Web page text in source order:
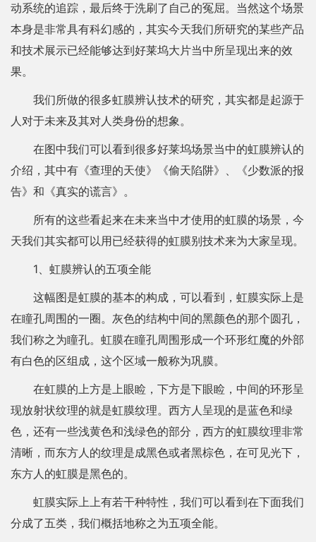
动系统的追踪，最后终于洗刷了自己的冤屈。当然这个场景
本身是非常具有科幻感的，其实今天我们所研究的某些产品
和技术展示已经能够达到好莱坞大片当中所呈现出来的效
果。
我们所做的很多虹膜辨认技术的研究，其实都是起源于
人对于未来及其对人类身份的想象。
在图中我们可以看到很多好莱坞场景当中的虹膜辨认的
介绍，其中有《查理的天使》《偷天陷阱》、《少数派的报
告》和《真实的谎言》。
所有的这些看起来在未来当中才使用的虹膜的场景，今
天我们其实都可以用已经获得的虹膜别技术来为大家呈现。
1、虹膜辨认的五项全能
这幅图是虹膜的基本的构成，可以看到，虹膜实际上是
在瞳孔周围的一圈。灰色的结构中间的黑颜色的那个圆孔，
我们称之为瞳孔。虹膜在瞳孔周围形成一个环形红魔的外部
有白色的区组成，这个区域一般称为巩膜。
在虹膜的上方是上眼睑，下方是下眼睑，中间的环形呈
现放射状纹理的就是虹膜纹理。西方人呈现的是蓝色和绿
色，还有一些浅黄色和浅绿色的部分，西方的虹膜纹理非常
清晰，而东方人的纹理是成黑色或者黑棕色，在可见光下，
东方人的虹膜是黑色的。
虹膜实际上上有若干种特性，我们可以看到在下面我们
分成了五类，我们概括地称之为五项全能。